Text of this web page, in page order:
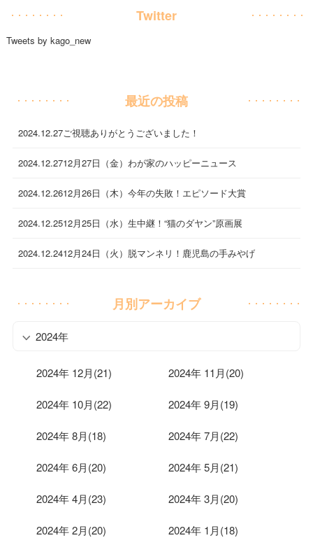
Twitter
Tweets by kago_new
最近の投稿
2024.12.27ご視聴ありがとうございました！
2024.12.2712月27日（金）わが家のハッピーニュース
2024.12.2612月26日（木）今年の失敗！エピソード大賞
2024.12.2512月25日（水）生中継！“猫のダヤン”原画展
2024.12.2412月24日（火）脱マンネリ！鹿児島の手みやげ
月別アーカイブ
2024年
2024年 12月(21) 2024年 11月(20)
2024年 10月(22) 2024年 9月(19)
2024年 8月(18) 2024年 7月(22)
2024年 6月(20) 2024年 5月(21)
2024年 4月(23) 2024年 3月(20)
2024年 2月(20) 2024年 1月(18)